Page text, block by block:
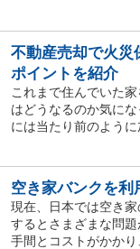
不動産売却で火災
ポイントを紹介
これまで住んでいた
はどうなるのか気に
には当たり前のように
空き家バンクを利
現在、日本では空き
するとさまざまな問
手間とコストがかかり